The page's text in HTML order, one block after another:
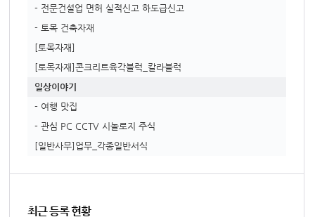
- 전문건설업 면허 실적신고 하도급신고
- 토목 건축자재
[토목자재]
[토목자재]콘크리트육각블럭_칼라블럭
일상이야기
- 여행 맛집
- 관심 PC CCTV 시놀로지 주식
[일반사무]업무_각종일반서식
최근 등록 현황